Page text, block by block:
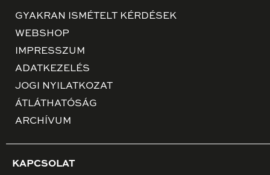
GYAKRAN ISMÉTELT KÉRDÉSEK
WEBSHOP
IMPRESSZUM
ADATKEZELÉS
JOGI NYILATKOZAT
ÁTLÁTHATÓSÁG
ARCHÍVUM
KAPCSOLAT